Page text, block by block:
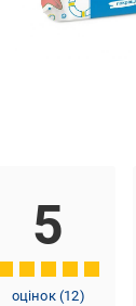
5
оцінок(12)